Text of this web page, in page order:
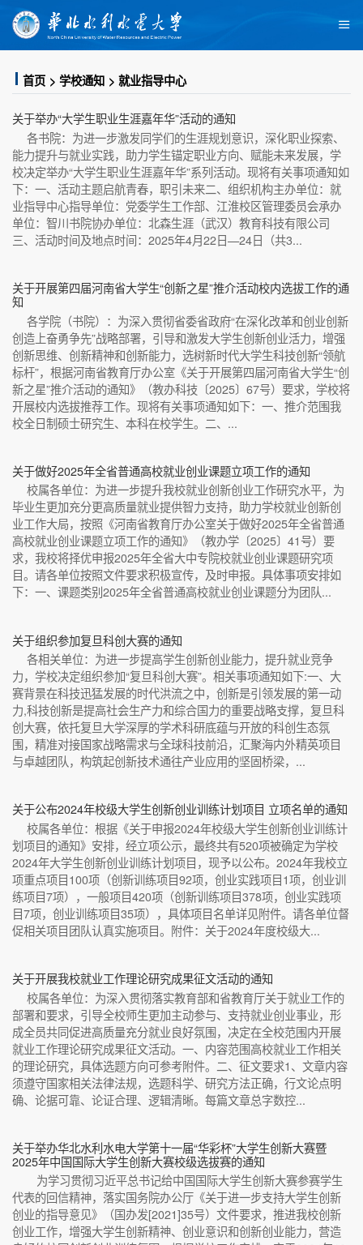
首页 学校通知 就业指导中心
关于举办“大学生职业生涯嘉年华”活动的通知
各书院：为进一步激发同学们的生涯规划意识，深化职业探索、
能力提升与就业实践，助力学生锚定职业方向、赋能未来发展，学
校决定举办“大学生职业生涯嘉年华”系列活动。现将有关事项通知如
下：一、活动主题启航青春，职引未来二、组织机构主办单位：就
业指导中心指导单位：党委学生工作部、江淮校区管理委员会承办
单位：智川书院协办单位：北森生涯（武汉）教育科技有限公司
三、活动时间及地点时间：2025年4月22日—24日（共3...
关于开展第四届河南省大学生“创新之星”推介活动校内选拔工作的通
知
各学院（书院）：为深入贯彻省委省政府“在深化改革和创业创新
创造上奋勇争先”战略部署，引导和激发大学生创新创业活力，增强
创新思维、创新精神和创新能力，选树新时代大学生科技创新“领航
标杆”，根据河南省教育厅办公室《关于开展第四届河南省大学生“创
新之星”推介活动的通知》（教办科技〔2025〕67号）要求，学校将
开展校内选拔推荐工作。现将有关事项通知如下：一、推介范围我
校全日制硕士研究生、本科在校学生。二、...
关于做好2025年全省普通高校就业创业课题立项工作的通知
校属各单位：为进一步提升我校就业创新创业工作研究水平，为
毕业生更加充分更高质量就业提供智力支持，助力学校就业创新创
业工作大局，按照《河南省教育厅办公室关于做好2025年全省普通
高校就业创业课题立项工作的通知》（教办学〔2025〕41号）要
求，我校将择优申报2025年全省大中专院校就业创业课题研究项
目。请各单位按照文件要求积极宣传，及时申报。具体事项安排如
下：一、课题类别2025年全省普通高校就业创业课题分为团队...
关于组织参加复旦科创大赛的通知
各相关单位：为进一步提高学生创新创业能力，提升就业竞争
力，学校决定组织参加“复旦科创大赛”。相关事项通知如下:一、大
赛背景在科技迅猛发展的时代洪流之中，创新是引领发展的第一动
力,科技创新是提高社会生产力和综合国力的重要战略支撑，复旦科
创大赛，依托复旦大学深厚的学术科研底蕴与开放的科创生态氛
围，精准对接国家战略需求与全球科技前沿，汇聚海内外精英项目
与卓越团队，构筑起创新技术通往产业应用的坚固桥梁，...
关于公布2024年校级大学生创新创业训练计划项目 立项名单的通知
校属各单位：根据《关于申报2024年校级大学生创新创业训练计
划项目的通知》安排，经立项公示，最终共有520项被确定为学校
2024年大学生创新创业训练计划项目，现予以公布。2024年我校立
项重点项目100项（创新训练项目92项，创业实践项目1项，创业训
练项目7项），一般项目420项（创新训练项目378项，创业实践项
目7项，创业训练项目35项），具体项目名单详见附件。请各单位督
促相关项目团队认真实施项目。附件：关于2024年度校级大...
关于开展我校就业工作理论研究成果征文活动的通知
校属各单位：为深入贯彻落实教育部和省教育厅关于就业工作的
部署和要求，引导全校师生更加主动参与、支持就业创业事业，形
成全员共同促进高质量充分就业良好氛围，决定在全校范围内开展
就业工作理论研究成果征文活动。一、内容范围高校就业工作相关
的理论研究，具体选题方向可参考附件。二、征文要求1、文章内容
须遵守国家相关法律法规，选题科学、研究方法正确，行文论点明
确、论据可靠、论证合理、逻辑清晰。每篇文章总字数控...
关于举办华北水利水电大学第十一届“华彩杯”大学生创新大赛暨
2025年中国国际大学生创新大赛校级选拔赛的通知
为学习贯彻习近平总书记给中国国际大学生创新大赛参赛学生
代表的回信精神，落实国务院办公厅《关于进一步支持大学生创新
创业的指导意见》（国办发[2021]35号）文件要求，推进我校创新
创业工作，增强大学生创新精神、创业意识和创新创业能力，营造